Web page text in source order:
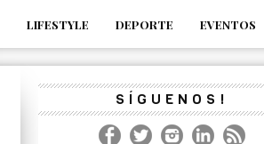
LIFESTYLE DEPORTE
EVENTOS
SÍGUENOS!